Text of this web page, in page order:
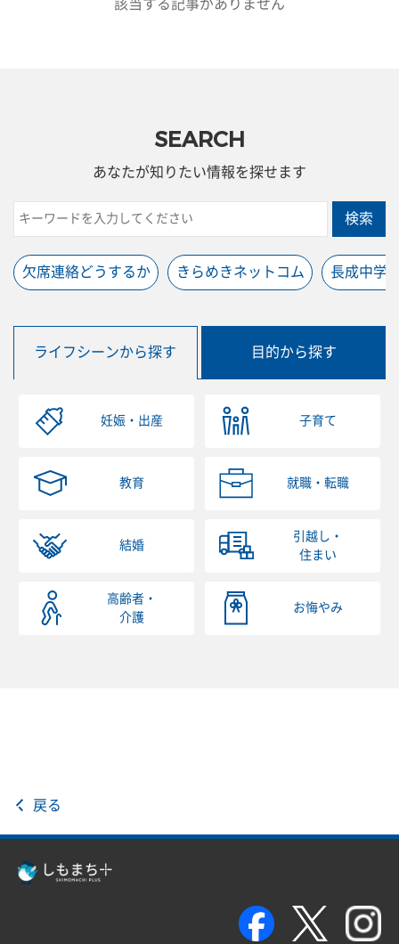
該当する記事がありません
SEARCH
あなたが知りたい情報を探せます
検索
欠席連絡どうするか きらめきネットコム 長成中学
ライフシーンから探す 目的から探す
妊娠・出産 子育て
教育 就職・転職
結婚
引越し・
住まい
高齢者・
介護
お悔やみ
戻る